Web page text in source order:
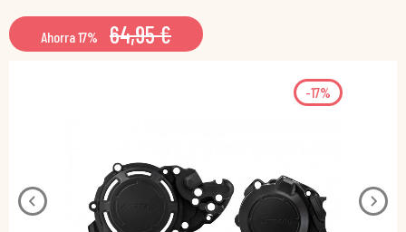
Ahorra 17% 64,95 €
-17%